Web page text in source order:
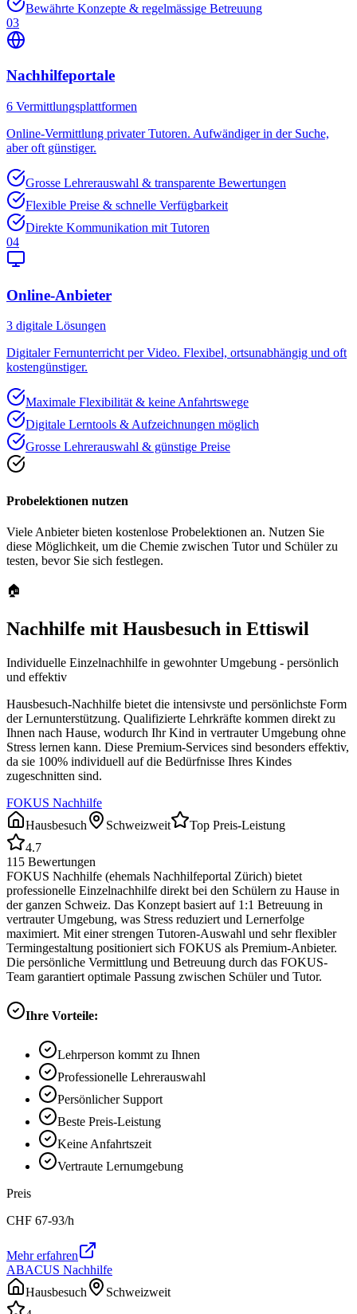
Bewährte Konzepte & regelmässige Betreuung
03
Nachhilfeportale
6 Vermittlungsplattformen
Online-Vermittlung privater Tutoren. Aufwändiger in der Suche,
aber oft günstiger.
Grosse Lehrerauswahl & transparente Bewertungen
Flexible Preise & schnelle Verfügbarkeit
Direkte Kommunikation mit Tutoren
04
Online-Anbieter
3 digitale Lösungen
Digitaler Fernunterricht per Video. Flexibel, ortsunabhängig und oft
kostengünstiger.
Maximale Flexibilität & keine Anfahrtswege
Digitale Lerntools & Aufzeichnungen möglich
Grosse Lehrerauswahl & günstige Preise
Probelektionen nutzen
Viele Anbieter bieten kostenlose Probelektionen an. Nutzen Sie
diese Möglichkeit, um die Chemie zwischen Tutor und Schüler zu
testen, bevor Sie sich festlegen.
🏠
Nachhilfe mit Hausbesuch in Ettiswil
Individuelle Einzelnachhilfe in gewohnter Umgebung - persönlich
und effektiv
Hausbesuch-Nachhilfe bietet die intensivste und persönlichste Form
der Lernunterstützung. Qualifizierte Lehrkräfte kommen direkt zu
Ihnen nach Hause, wodurch Ihr Kind in vertrauter Umgebung ohne
Stress lernen kann. Diese Premium-Services sind besonders effektiv,
da sie 100% individuell auf die Bedürfnisse Ihres Kindes
zugeschnitten sind.
FOKUS Nachhilfe
Hausbesuch
Schweizweit
Top Preis-Leistung
4.7
115 Bewertungen
FOKUS Nachhilfe (ehemals Nachhilfeportal Zürich) bietet
professionelle Einzelnachhilfe direkt bei den Schülern zu Hause in
der ganzen Schweiz. Das Konzept basiert auf 1:1 Betreuung in
vertrauter Umgebung, was Stress reduziert und Lernerfolge
maximiert. Mit einer strengen Tutoren-Auswahl und sehr flexibler
Termingestaltung positioniert sich FOKUS als Premium-Anbieter.
Die persönliche Vermittlung und Betreuung durch das FOKUS-
Team garantiert optimale Passung zwischen Schüler und Tutor.
Ihre Vorteile:
Lehrperson kommt zu Ihnen
Professionelle Lehrerauswahl
Persönlicher Support
Beste Preis-Leistung
Keine Anfahrtszeit
Vertraute Lernumgebung
Preis
CHF 67-93/h
Mehr erfahren
ABACUS Nachhilfe
Hausbesuch
Schweizweit